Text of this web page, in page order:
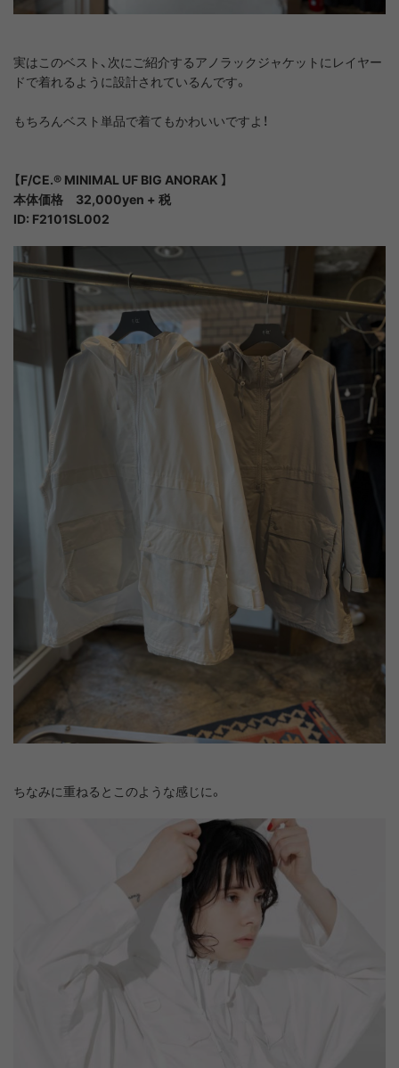
実はこのベスト、次にご紹介するアノラックジャケットにレイヤー
ドで着れるように設計されているんです。
もちろんベスト単品で着てもかわいいですよ！
【F/CE.®︎ MINIMAL UF BIG ANORAK 】
本体価格 32,000yen + 税
ID: F2101SL002
ちなみに重ねるとこのような感じに。